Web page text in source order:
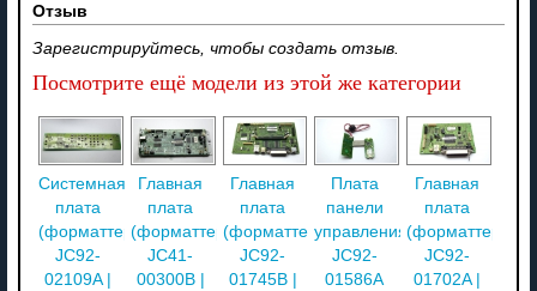
Отзыв
Зарегистрируйтесь, чтобы создать отзыв.
Посмотрите ещё модели из этой же категории
Системная
плата
(форматтер)
JC92-
02109A |
Главная
плата
(форматтер)
JC41-
00300B |
Главная
плата
(форматтер)
JC92-
01745B |
Плата
панели
управления
JC92-
01586A
Главная
плата
(форматтер)
JC92-
01702A |